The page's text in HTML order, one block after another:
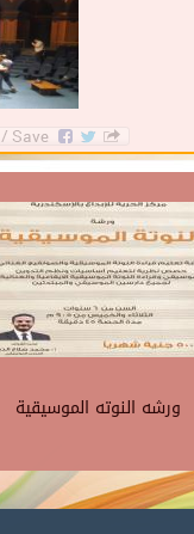
ورشه النوته الموسيقية